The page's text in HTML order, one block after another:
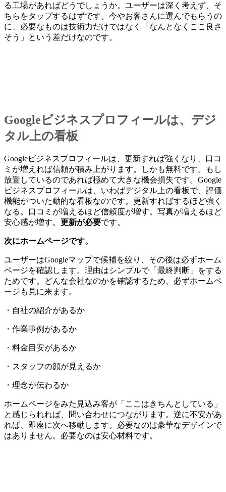
る工場があればどうでしょうか。ユーザーは深く考えず、そ
ちらをタップするはずです。今やお客さんに選んでもらうの
に、必要なものは技術力だけではなく「なんとなくここ良さ
そう」という差だけなのです。
Googleビジネスプロフィールは、デジ
タル上の看板
Googleビジネスプロフィールは、更新すれば強くなり、口コ
ミが増えれば信頼が積み上がります。しかも無料です。もし
放置しているのであれば極めて大きな機会損失です。Google
ビジネスプロフィールは、いわばデジタル上の看板で、評価
機能がついた動的な看板なのです。更新すればするほど強く
なる。口コミが増えるほど信頼度が増す。写真が増えるほど
安心感が増す。 更新が必要です。
次にホームページです。
ユーザーはGoogleマップで候補を絞り、その後は必ずホーム
ページを確認します。理由はシンプルで「最終判断」をする
ためです。どんな会社なのかを確認するため、必ずホームペ
ージも見に来ます。
・自社の紹介があるか
・作業事例があるか
・料金目安があるか
・スタッフの顔が見えるか
・理念が伝わるか
ホームページをみた見込み客が「ここはきちんとしている」
と感じられれば、問い合わせにつながります。逆に不安があ
れば、即座に次へ移動します。必要なのは豪華なデザインで
はありません。必要なのは安心材料です。